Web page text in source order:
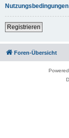
Nutzungsbedingungen
Registrieren
Foren-Übersicht